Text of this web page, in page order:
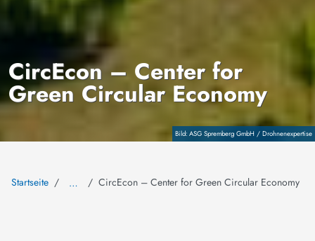
CopyrightASG Spremberg GmbH / Drohnenexpertise
CircEcon – Center for
Green Circular Economy
Startseite … CircEcon – Center for Green Circular Economy